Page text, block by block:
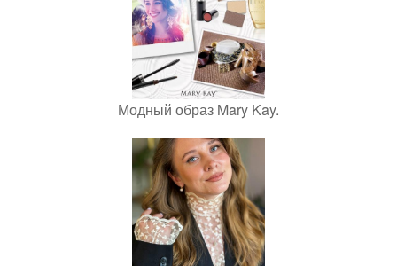
Модный образ Mary Kay.